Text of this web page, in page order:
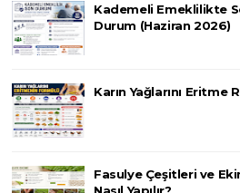
Kademeli Emeklilikte
Durum (Haziran 2026)
Karın Yağlarını Eritme
Fasulye Çeşitleri ve
Nasıl Yapılır?